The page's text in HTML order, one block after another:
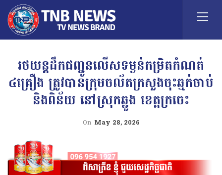
រថយន្តដឹកជញ្ជូនលើសទម្ងន់កម្រិតកំណត់
៤គ្រឿង ត្រូវបានក្រុមចល័តក្រសួងចុះឆ្មក់ចាប់
និងពិន័យ នៅស្រុកឆ្លូង ខេត្តក្រចេះ
On May 28, 2026